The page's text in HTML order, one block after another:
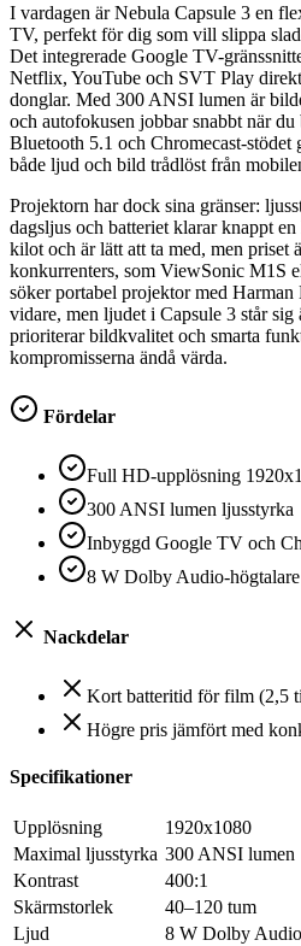
I vardagen är Nebula Capsule 3 en
TV, perfekt för dig som vill slippa
Det integrerade Google TV-
Netflix, YouTube och SVT Play
donglar. Med 300 ANSI lumen är
och autofokusen jobbar snabbt när
Bluetooth 5.1 och Chromecast-stödet
både ljud och bild trådlöst från
Projektorn har dock sina gränser:
dagsljus och batteriet klarar knappt
kilot och är lätt att ta med, men priset
konkurrenters, som ViewSonic M1S
söker portabel projektor med
vidare, men ljudet i Capsule 3 står
prioriterar bildkvalitet och smarta
kompromisserna ändå värda.
Fördelar
Full HD-upplösning
300 ANSI lumen ljusstyrka
Inbyggd Google TV och
8 W Dolby Audio-högtalare
Nackdelar
Kort batteritid för film (2,5
Högre pris jämfört med
Specifikationer
Upplösning
1920x1080
Maximal ljusstyrka 300 ANSI lumen
Kontrast
400:1
Skärmstorlek
40–120 tum
Ljud
8 W Dolby Audio